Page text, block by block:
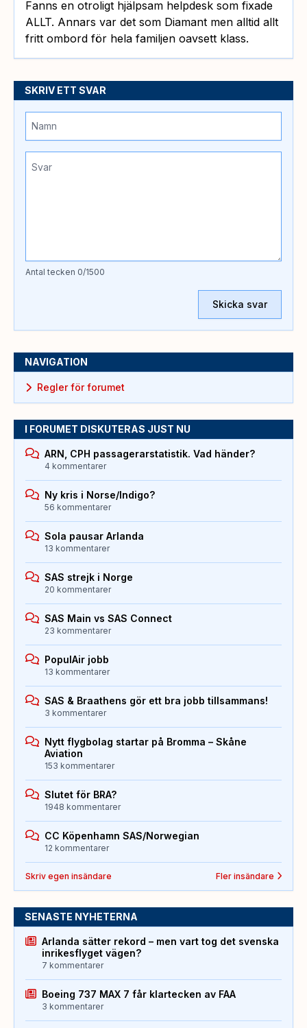
Fanns en otroligt hjälpsam helpdesk som fixade
ALLT. Annars var det som Diamant men alltid allt
fritt ombord för hela familjen oavsett klass.
SKRIV ETT SVAR
Antal tecken 0/1500
Skicka svar
NAVIGATION
Regler för forumet
I FORUMET DISKUTERAS JUST NU
ARN, CPH passagerarstatistik. Vad händer?
4 kommentarer
Ny kris i Norse/Indigo?
56 kommentarer
Sola pausar Arlanda
13 kommentarer
SAS strejk i Norge
20 kommentarer
SAS Main vs SAS Connect
23 kommentarer
PopulAir jobb
13 kommentarer
SAS & Braathens gör ett bra jobb tillsammans!
3 kommentarer
Nytt flygbolag startar på Bromma – Skåne
Aviation
153 kommentarer
Slutet för BRA?
1948 kommentarer
CC Köpenhamn SAS/Norwegian
12 kommentarer
Skriv egen insändare Fler insändare
SENASTE NYHETERNA
Arlanda sätter rekord – men vart tog det svenska
inrikesflyget vägen?
7 kommentarer
Boeing 737 MAX 7 får klartecken av FAA
3 kommentarer